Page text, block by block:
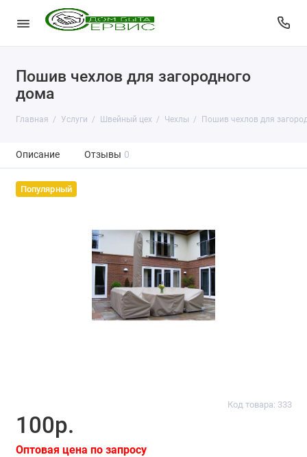
Пошив чехлов для загородного
дома
Главная Услуги Швейный цех Чехлы Пошив чехлов для
Описание Отзывы 0
Популярный
Код товара: 333
100р.
Оптовая цена по запросу